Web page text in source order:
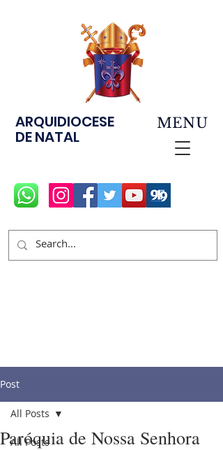
ARQUIDIOCESE
DE NATAL
MENU
Post
All Posts
All Posts
Paróquia de Nossa Senhora